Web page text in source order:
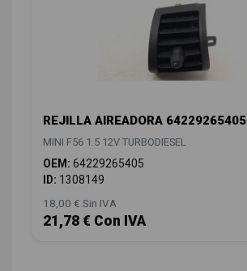
REJILLA AIREADORA 64229265405
MINI F56 1.5 12V TURBODIESEL
OEM: 64229265405
ID: 1308149
18,00 € Sin IVA
21,78 € Con IVA